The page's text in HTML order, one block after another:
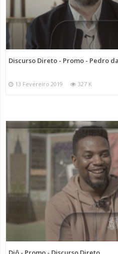
Discurso Direto - Promo - Pedro
13 Fevereiro 2019 327 K